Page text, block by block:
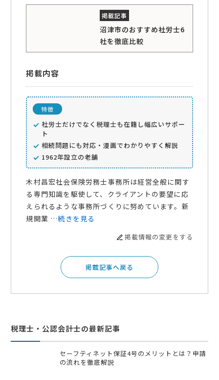
沼津市のおすすめ社労士6
社を徹底比較
掲載内容
特徴
社労士だけでなく税理士も在籍し幅広いサポー
ト
相続問題にも対応・漫画でわかりやすく解説
1962年設立の老舗
木村昌宏社会保険労務士事務所は経営全般に関す
る専門知識を駆使して、クライアントの要望に応
えられるような事務所づくりに努めています。新
規開業 …続きを見る
掲載情報の変更をする
掲載記事へ戻る
税理士・公認会計士の最新記事
セーフティネット保証4号のメリットとは？申請
の流れを徹底解説